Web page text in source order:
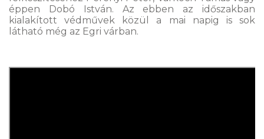
éppen Dobó István. Az ebben az időszakban
kialakított védművek közül a mai napig is sok
látható még az Egri várban.